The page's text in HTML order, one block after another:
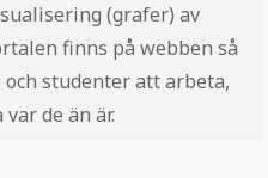
(grafer) av
finns på webben så
studenter att arbeta,
de än är.